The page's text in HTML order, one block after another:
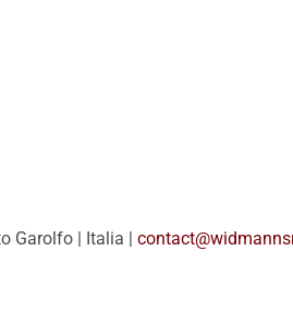
Garolfo | Italia |